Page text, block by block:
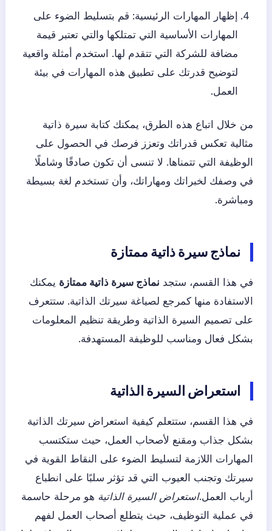
إظهار المهارات الرئيسية: قم بتسليط الضوء على
المهارات الأساسية التي تمتلكها والتي تعتبر قيمة
مضافة للشركة التي تتقدم لها. استخدم أمثلة واقعية
لتوضيح قدرتك على تطبيق هذه المهارات في بيئة
العمل.
من خلال اتباع هذه الطرق، يمكنك كتابة سيرة ذاتية
مثالية تعكس قدراتك وتعزز فرصك في الحصول على
الوظيفة التي تتمناها. لا تنسى أن تكون صادقًا وشاملًا
في وصفك لخبراتك ومهاراتك، وأن تستخدم لغة بسيطة
ومباشرة.
نماذج سيرة ذاتية ممتازة
في هذا القسم، ستجد نماذج سيرة ذاتية ممتازة يمكنك
الاستفادة منها كمرجع لصياغة سيرتك الذاتية. ستتعرف
على تصميم السيرة الذاتية وطريقة تنظيم المعلومات
بشكل فعال ومناسب للوظيفة المستهدفة.
استعراض السيرة الذاتية
في هذا القسم، ستتعلم كيفية استعراض سيرتك الذاتية
بشكل جذاب ومقنع لأصحاب العمل، حيث ستكتسب
المهارات اللازمة لتسليط الضوء على النقاط القوية في
سيرتك وتجنب العيوب التي قد تؤثر سلبًا على انطباع
أرباب العمل.استعراض السيرة الذاتية هو مرحلة حاسمة
في عملية التوظيف، حيث يتطلع أصحاب العمل لفهم